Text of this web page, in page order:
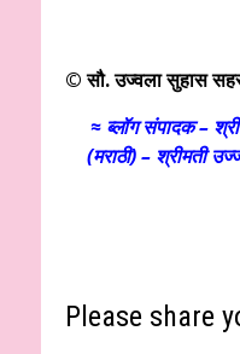
© सौ. उज्वला सुहास
≈ ब्लॉग संपादक –
(मराठी) – श्रीमती
Please share